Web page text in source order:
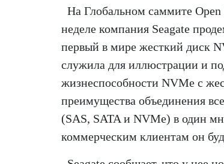
На Глобальном саммите
неделе компания Seagate
первый в мире жесткий диск
служила для иллюстрации и
жизнеспособности NVMe с
преимущества объединения
(SAS, SATA и NVMe) в один
коммерческим клиентам он